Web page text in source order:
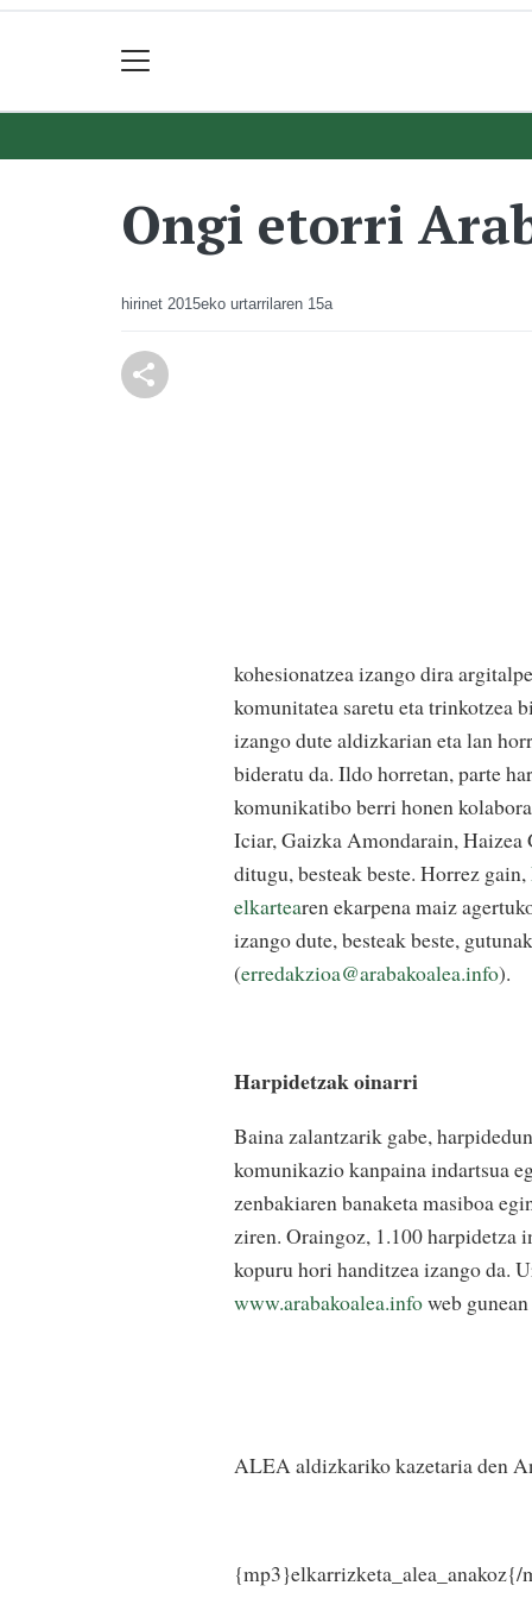
Ongi etorri
hirinet 2015eko urtarrilaren 15a
kohesionatzea izango dira
komunitatea saretu eta trinkotzea
izango dute aldizkarian eta lan
bideratu da. Ildo horretan, parte
komunikatibo berri honen
Iciar, Gaizka Amondarain, Haizea
ditugu, besteak beste. Horrez gain,
elkartearen ekarpena maiz
izango dute, besteak beste,
(erredakzioa@arabakoalea.info).
Harpidetzak oinarri
Baina zalantzarik gabe,
komunikazio kanpaina indartsua
zenbakiaren banaketa masiboa
ziren. Oraingoz, 1.100 harpidetza
kopuru hori handitzea izango da.
www.arabakoalea.infoweb
ALEA aldizkariko kazetaria den
{mp3}elkarrizketa_alea_anakoz{/